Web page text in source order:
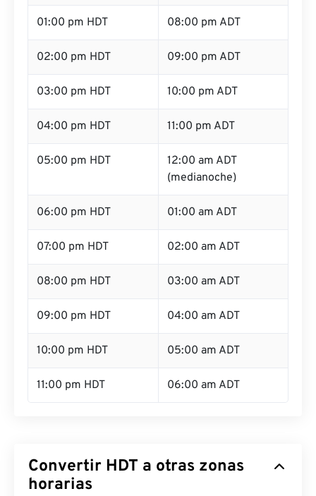
01:00 pm HDT 08:00 pm ADT
02:00 pm HDT 09:00 pm ADT
03:00 pm HDT 10:00 pm ADT
04:00 pm HDT 11:00 pm ADT
05:00 pm HDT
12:00 am ADT
(medianoche)
06:00 pm HDT 01:00 am ADT
07:00 pm HDT 02:00 am ADT
08:00 pm HDT 03:00 am ADT
09:00 pm HDT 04:00 am ADT
10:00 pm HDT 05:00 am ADT
11:00 pm HDT 06:00 am ADT
Convertir HDT a otras zonas
horarias